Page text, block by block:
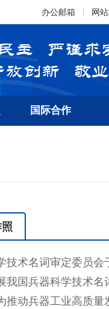
办公邮箱 网
国际合作
术名词审定委员
国兵器科学技术
动兵器工业高质量